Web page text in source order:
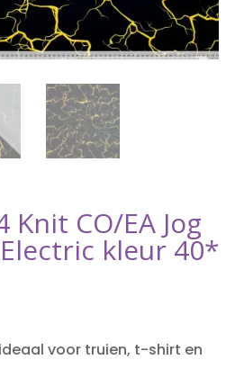
Knit CO/EA Jog
kleur 40*
voor truien, t-shirt en